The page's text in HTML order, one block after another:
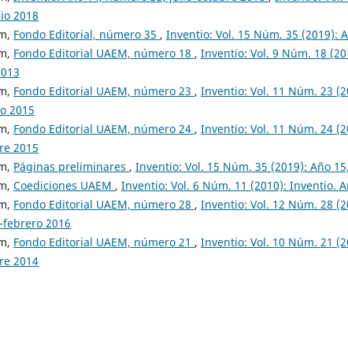
2018
Fondo Editorial, número 35 , Inventio: Vol. 15 Núm. 35 (2019):
Fondo Editorial UAEM, número 18 , Inventio: Vol. 9 Núm. 18
Fondo Editorial UAEM, número 23 , Inventio: Vol. 11 Núm. 23
2015
Fondo Editorial UAEM, número 24 , Inventio: Vol. 11 Núm. 24
2015
Páginas preliminares , Inventio: Vol. 15 Núm. 35 (2019): Año
Coediciones UAEM , Inventio: Vol. 6 Núm. 11 (2010): Inventio.
Fondo Editorial UAEM, número 28 , Inventio: Vol. 12 Núm. 28
2016
Fondo Editorial UAEM, número 21 , Inventio: Vol. 10 Núm. 21
2014